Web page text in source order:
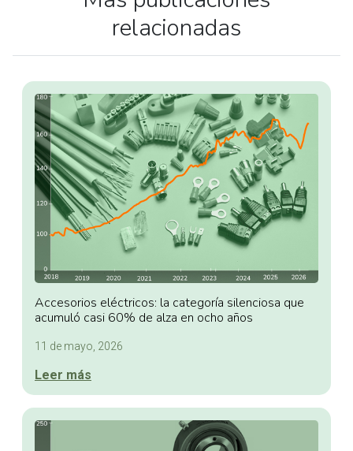
relacionadas
Accesorios eléctricos: la categoría silenciosa que
acumuló casi 60% de alza en ocho años
11 de mayo, 2026
Leer más